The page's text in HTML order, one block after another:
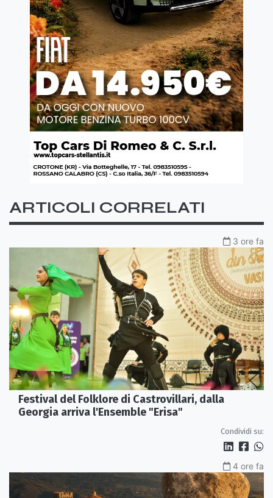
ARTICOLI CORRELATI
3 ore fa
Festival del Folklore di Castrovillari, dalla
Georgia arriva l'Ensemble "Erisa"
Condividi su:
4 ore fa